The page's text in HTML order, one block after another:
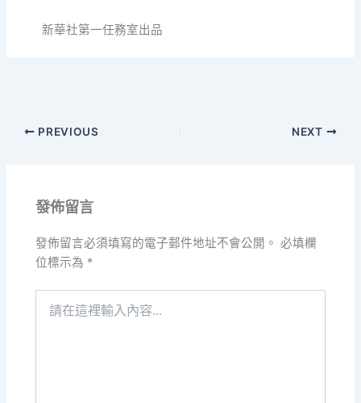
新華社第一任務室出品
PREVIOUS NEXT
發佈留言
發佈留言必須填寫的電子郵件地址不會公開。 必填欄
位標示為 *